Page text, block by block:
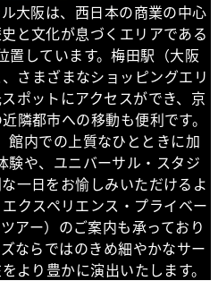
大阪は、西日本の商業の中心
と文化が息づくエリアである
置しています。梅田駅（大阪
さまざまなショッピングエリ
ポットにアクセスができ、京
隣都市への移動も便利です。
館内での上質なひとときに加
験や、ユニバーサル・スタジ
一日をお愉しみいただけるよ
クスペリエンス・プライベー
アー）のご案内も承っており
ならではのきめ細やかなサー
より豊かに演出いたします。